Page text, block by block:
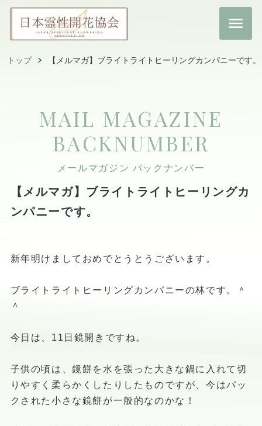
トップ 【メルマガ】ブライトライトヒーリングカンパニーです。
MAIL MAGAZINE
BACKNUMBER
メールマガジン バックナンバー
【メルマガ】ブライトライトヒーリングカ
ンパニーです。
新年明けましておめでとうとうございます。
ブライトライトヒーリングカンパニーの林です。＾
＾
今日は、11日鏡開きですね。
子供の頃は、鏡餅を水を張った大きな鍋に入れて切
りやすく柔らかくしたりしたものですが、今はパッ
クされた小さな鏡餅が一般的なのかな！